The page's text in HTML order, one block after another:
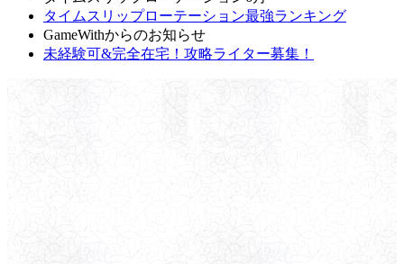
タイムスリップローテーション最強ランキング
GameWithからのお知らせ
未経験可&完全在宅！攻略ライター募集！